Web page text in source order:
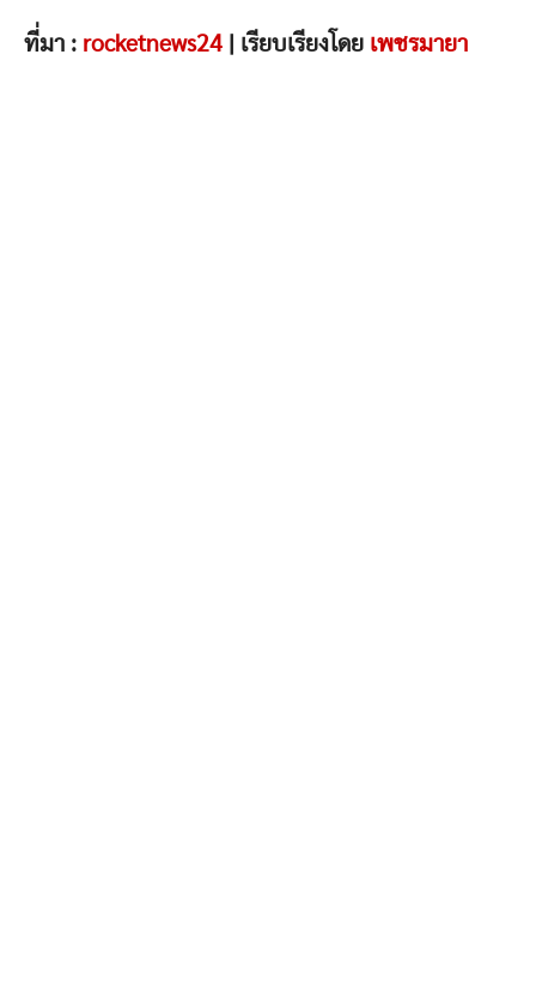
ที่มา : rocketnews24 | เรียบเรียงโดย เพชรมายา